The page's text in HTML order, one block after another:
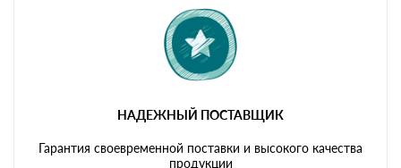
НАДЕЖНЫЙ ПОСТАВЩИК
Гарантия своевременной поставки и высокого качества
продукции